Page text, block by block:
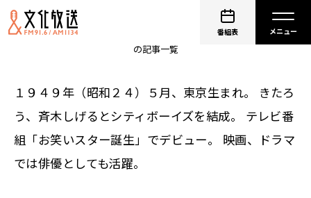
番組表
の記事一覧
１９４９年（昭和２４）５月、東京生まれ。 きたろ
う、斉木しげるとシティボーイズを結成。 テレビ番
組「お笑いスター誕生」でデビュー。 映画、ドラマ
では俳優としても活躍。